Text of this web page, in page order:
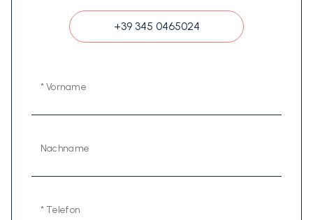
+39 345 0465024
* Vorname
Nachname
* Telefon